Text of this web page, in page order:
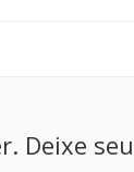
Deixe